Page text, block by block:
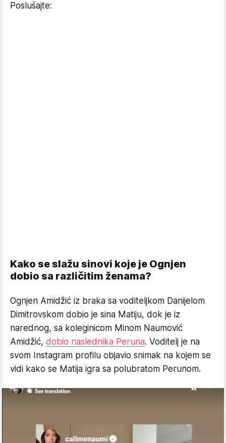
Poslušajte:
Kako se slažu sinovi koje je Ognjen
dobio sa različitim ženama?
Ognjen Amidžić iz braka sa voditeljkom Danijelom
Dimitrovskom dobio je sina Matiju, dok je iz
narednog, sa koleginicom Minom Naumović
Amidžić, dobio naslednika Peruna. Voditelj je na
svom Instagram profilu objavio snimak na kojem se
vidi kako se Matija igra sa polubratom Perunom.